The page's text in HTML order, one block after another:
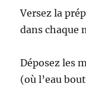
Versez la
dans chaque
Déposez les
(où l’eau